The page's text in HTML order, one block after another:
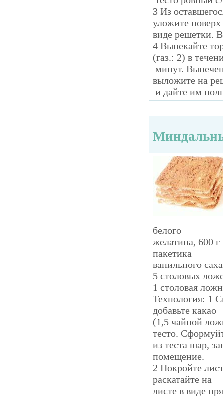
3 Из
уложите
виде решетки.
4 Выпекайте
(газ.: 2) в
минут.
выложите на
и дайте им
белого
желатина, 600
пакетика
ванильного
5 столовых
1 столовая
Технология: 1
добавьте какао
(1,5 чайной
тесто.
из теста шар,
помещение.
2 Покройте
раскатайте на
листе в виде